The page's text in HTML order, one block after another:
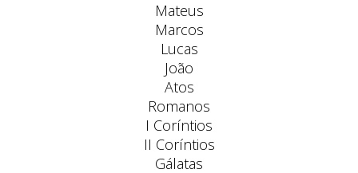
Mateus
Marcos
Lucas
João
Atos
Romanos
I Coríntios
II Coríntios
Gálatas